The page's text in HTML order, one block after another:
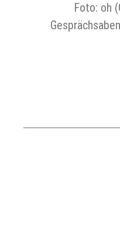
Foto: oh